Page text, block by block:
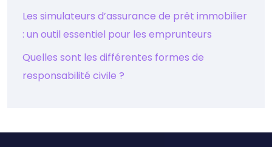
Les simulateurs d’assurance de prêt immobilier
: un outil essentiel pour les emprunteurs
Quelles sont les différentes formes de
responsabilité civile ?